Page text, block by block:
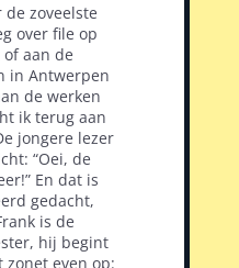
zoveelste
over file op
aan de
in Antwerpen
de werken
ik terug aan
jongere lezer
“Oei, de
En dat is
gedacht,
is de
hij begint
zonet even op: